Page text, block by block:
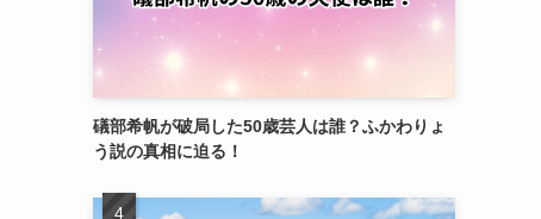
礒部希帆が破局した50歳芸人は誰？ふかわりょ
う説の真相に迫る！